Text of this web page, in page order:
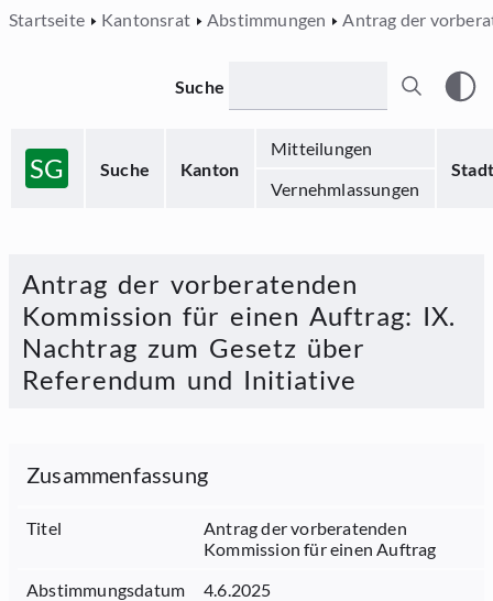
Startseite Kantonsrat Abstimmungen Antrag der
SG Suche Kanton
Mitteilungen
Stadt
Vernehmlassungen
Suche
Antrag der vorberatenden
Kommission für einen Auftrag: IX.
Nachtrag zum Gesetz über
Referendum und Initiative
Zusammenfassung
Titel
Antrag der vorberatenden
Kommission für einen Auftrag
Abstimmungsdatum
4.6.2025